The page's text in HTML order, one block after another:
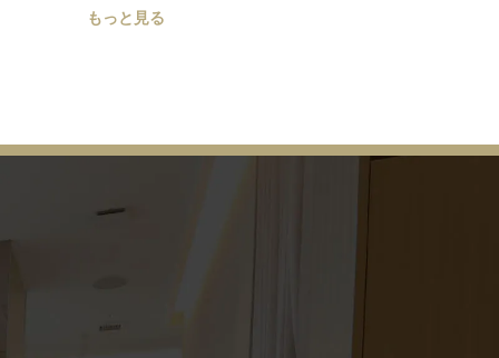
取り残し、下斜筋の損傷等
もっと見る